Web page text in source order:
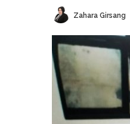
Zahara Girsang